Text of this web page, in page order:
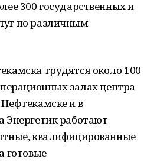
300 государственных и
по различным
трудятся около 100
залах центра
и в
Энергетик работают
квалифицированные
готовые